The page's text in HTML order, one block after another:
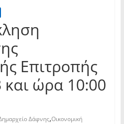
Επιτροπής
και ώρα 10:00
Δάφνης,Οικονομική